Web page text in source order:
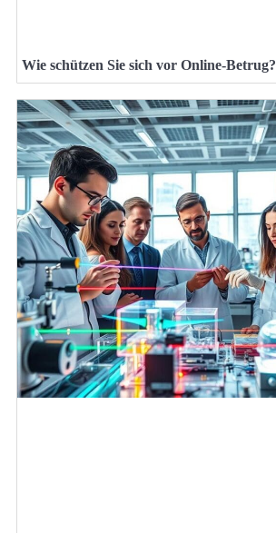
Wie schützen Sie sich vor Online-Betrug?